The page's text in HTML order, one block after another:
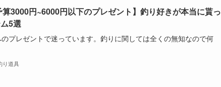
算3000円~6000円以下のプレゼント】釣り好きが本当に貰っ
5選
プレゼントで迷っています。釣りに関しては全くの無知なので何
り道具